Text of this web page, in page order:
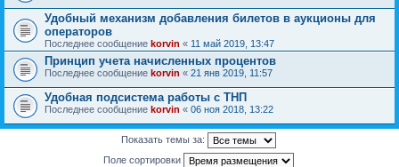
Удобный механизм добавления билетов в аукционы для
операторов
Последнее сообщение korvin « 11 май 2019, 13:47
Принцип учета начисленных процентов
Последнее сообщение korvin « 21 янв 2019, 11:57
Удобная подсистема работы с ТНП
Последнее сообщение korvin « 06 ноя 2018, 13:22
Показать темы за:
Поле сортировки